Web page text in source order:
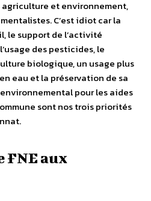
et environnement,
C’est idiot car la
le support de l’activité
des pesticides, le
biologique, un usage plus
eau et la préservation de sa
pour les aides
sont nos trois priorités
FNE aux